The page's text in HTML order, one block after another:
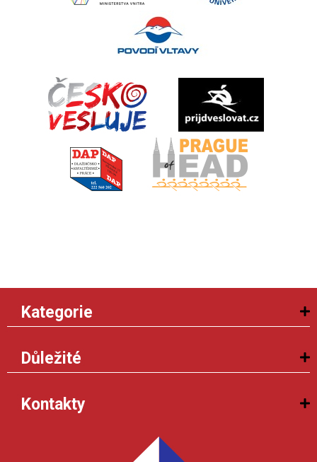
Kategorie
Důležité
Kontakty